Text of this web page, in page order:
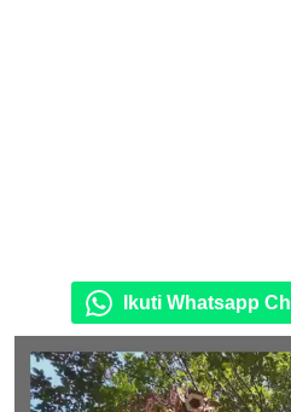
Ikuti Whatsapp